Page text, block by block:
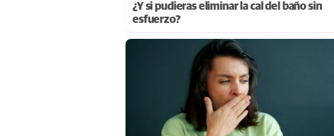
¿Y si pudieras eliminar la cal del baño sin
esfuerzo?